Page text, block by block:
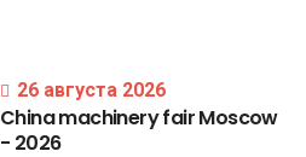
26 августа 2026
ChinamachineryfairMoscow
- 2026